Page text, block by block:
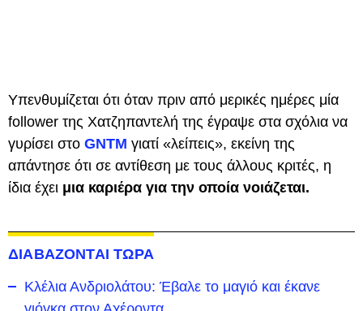
Υπενθυμίζεται ότι όταν πριν από μερικές ημέρες μία
follower της Χατζηπαντελή της έγραψε στα σχόλια να
γυρίσει στο GNTM γιατί «λείπεις», εκείνη της
απάντησε ότι σε αντίθεση με τους άλλους κριτές, η
ίδια έχει μια καριέρα για την οποία νοιάζεται.
ΔΙΑΒΑΖΟΝΤΑΙ ΤΩΡΑ
Κλέλια Ανδριολάτου: Έβαλε το μαγιό και έκανε